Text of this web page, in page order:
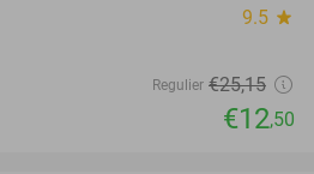
9.5 star
Regulier €25,15
€12,50